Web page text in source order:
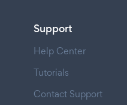
Support
Help Center
Tutorials
Contact Support